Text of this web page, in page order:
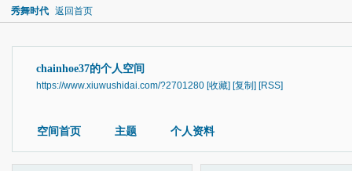
秀舞时代 返回首页
chainhoe37的个人空间
https://www.xiuwushidai.com/?2701280 [收藏] [复制] [RSS]
空间首页 主题 个人资料